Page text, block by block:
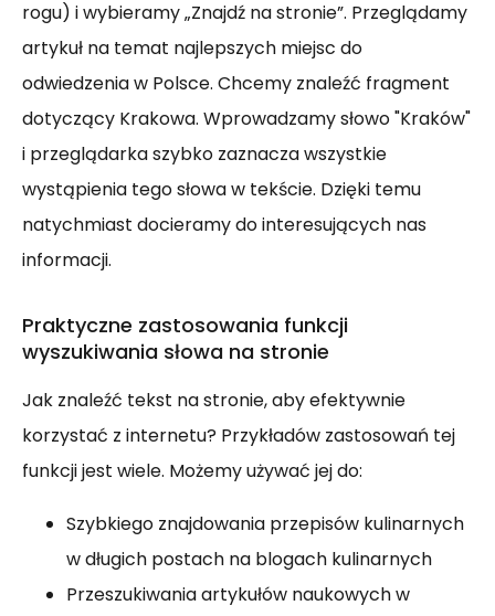
rogu) i wybieramy „Znajdź na stronie”. Przeglądamy
artykuł na temat najlepszych miejsc do
odwiedzenia w Polsce. Chcemy znaleźć fragment
dotyczący Krakowa. Wprowadzamy słowo "Kraków"
i przeglądarka szybko zaznacza wszystkie
wystąpienia tego słowa w tekście. Dzięki temu
natychmiast docieramy do interesujących nas
informacji.
Praktyczne zastosowania funkcji
wyszukiwania słowa na stronie
Jak znaleźć tekst na stronie, aby efektywnie
korzystać z internetu? Przykładów zastosowań tej
funkcji jest wiele. Możemy używać jej do:
Szybkiego znajdowania przepisów kulinarnych
w długich postach na blogach kulinarnych
Przeszukiwania artykułów naukowych w